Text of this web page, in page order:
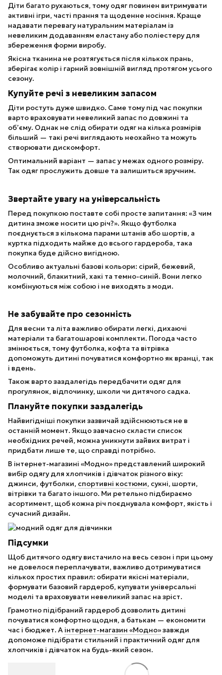
Діти багато рухаються, тому одяг повинен витримувати
активні ігри, часті прання та щоденне носіння. Краще
надавати перевагу натуральним матеріалам із
невеликим додаванням еластану або поліестеру для
збереження форми виробу.
Якісна тканина не розтягується після кількох прань,
зберігає колір і гарний зовнішній вигляд протягом усього
сезону.
Купуйте речі з невеликим запасом
Діти ростуть дуже швидко. Саме тому під час покупки
варто враховувати невеликий запас по довжині та
об’єму. Однак не слід обирати одяг на кілька розмірів
більший — такі речі виглядають неохайно та можуть
створювати дискомфорт.
Оптимальний варіант — запас у межах одного розміру.
Так одяг прослужить довше та залишиться зручним.
Звертайте увагу на універсальність
Перед покупкою поставте собі просте запитання: «З чим
дитина зможе носити цю річ?». Якщо футболка
поєднується з кількома парами штанів або шортів, а
куртка підходить майже до всього гардероба, така
покупка буде дійсно вигідною.
Особливо актуальні базові кольори: сірий, бежевий,
молочний, блакитний, хакі та темно-синій. Вони легко
комбінуються між собою і не виходять з моди.
Не забувайте про сезонність
Для весни та літа важливо обирати легкі, дихаючі
матеріали та багатошарові комплекти. Погода часто
змінюється, тому футболка, кофта та вітрівка
допоможуть дитині почуватися комфортно як вранці, так
і вдень.
Також варто заздалегідь передбачити одяг для
прогулянок, відпочинку, школи чи дитячого садка.
Плануйте покупки заздалегідь
Найвигідніші покупки зазвичай здійснюються не в
останній момент. Якщо завчасно скласти список
необхідних речей, можна уникнути зайвих витрат і
придбати лише те, що справді потрібно.
В інтернет-магазині «Модно» представлений широкий
вибір одягу для хлопчиків і дівчаток різного віку:
джинси, футболки, спортивні костюми, сукні, шорти,
вітрівки та багато іншого. Ми ретельно підбираємо
асортимент, щоб кожна річ поєднувала комфорт, якість і
сучасний дизайн.
Підсумки
Щоб дитячого одягу вистачило на весь сезон і при цьому
не довелося переплачувати, важливо дотримуватися
кількох простих правил: обирати якісні матеріали,
формувати базовий гардероб, купувати універсальні
моделі та враховувати невеликий запас на зріст.
Грамотно підібраний гардероб дозволить дитині
почуватися комфортно щодня, а батькам — економити
час і бюджет. А інтернет-магазин «Модно»завжди
допоможе підібрати стильний і практичний одяг для
хлопчиків і дівчаток на будь-який сезон.